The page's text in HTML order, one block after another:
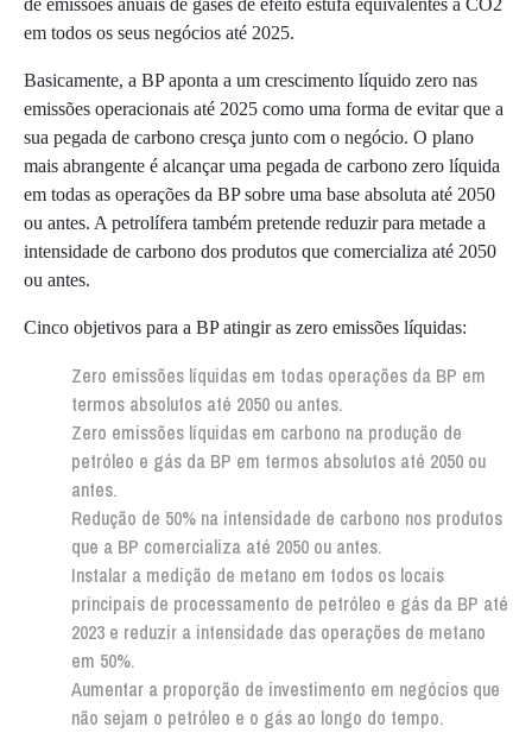
de emissões anuais de gases de efeito estufa equivalentes a CO2
em todos os seus negócios até 2025.
Basicamente, a BP aponta a um crescimento líquido zero nas
emissões operacionais até 2025 como uma forma de evitar que a
sua pegada de carbono cresça junto com o negócio. O plano
mais abrangente é alcançar uma pegada de carbono zero líquida
em todas as operações da BP sobre uma base absoluta até 2050
ou antes. A petrolífera também pretende reduzir para metade a
intensidade de carbono dos produtos que comercializa até 2050
ou antes.
Cinco objetivos para a BP atingir as zero emissões líquidas:
Zero emissões líquidas em todas operações da BP em
termos absolutos até 2050 ou antes.
Zero emissões líquidas em carbono na produção de
petróleo e gás da BP em termos absolutos até 2050 ou
antes.
Redução de 50% na intensidade de carbono nos produtos
que a BP comercializa até 2050 ou antes.
Instalar a medição de metano em todos os locais
principais de processamento de petróleo e gás da BP até
2023 e reduzir a intensidade das operações de metano
em 50%.
Aumentar a proporção de investimento em negócios que
não sejam o petróleo e o gás ao longo do tempo.